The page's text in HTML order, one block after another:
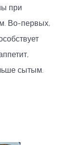
при
Во-первых,
сытым.